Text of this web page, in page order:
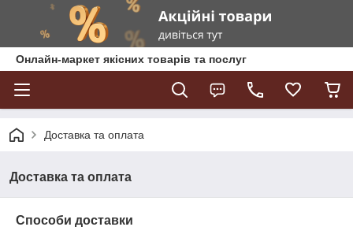
Онлайн-маркет якісних товарів та послуг
Доставка та оплата
Доставка та оплата
Способи доставки